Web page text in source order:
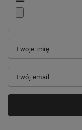
Twoje imię
Twój email